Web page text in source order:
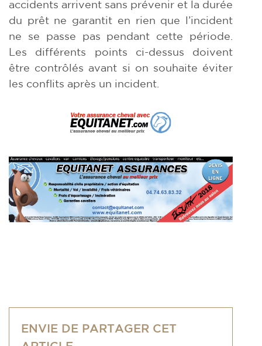
accidents arrivent sans prévenir et la durée
du prêt ne garantit en rien que l’incident
ne se passe pas pendant cette période.
Les différents points ci-dessus doivent
être contrôlés avant si on souhaite éviter
les conflits après un incident.
ENVIE DE PARTAGER CET